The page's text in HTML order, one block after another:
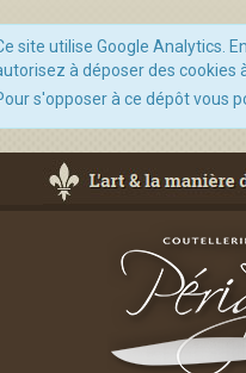
site utilise Google Analytics.
à déposer des cookies
s'opposer à ce dépôt vous